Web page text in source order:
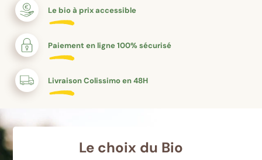
Le bio à prix accessible
Paiement en ligne 100% sécurisé
Livraison Colissimo en 48H
Le choix du Bio